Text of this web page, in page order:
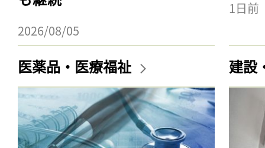
2026/08/05
1日前
医薬品・医療福祉 建設